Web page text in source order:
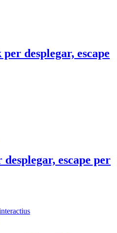
desplegar, escape
escape per